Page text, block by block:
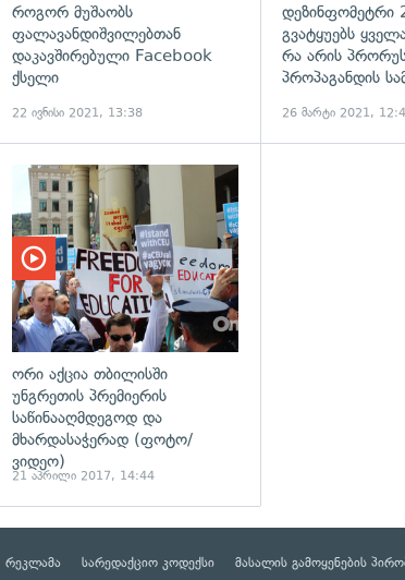
როგორ მუშაობს
ფალავანდიშვილებთან
დაკავშირებული Facebook
ქსელი
22 ივნისი 2021, 13:38
დეზინფომეტრი
გვატყუებს
რა არის
პროპაგანდის
26 მარტი 2021,
გადახედვა
ორი აქცია თბილისში
უნგრეთის პრემიერის
საწინააღმდეგოდ და
მხარდასაჭერად (ფოტო/
ვიდეო)
21 აპრილი 2017, 14:44
რეკლამა სარედაქციო კოდექსი მასალის გამოყენების